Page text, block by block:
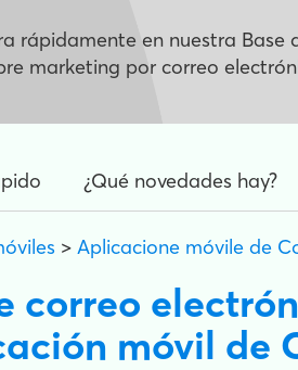
rápidamente en nuestra
marketing por correo
¿Qué novedades hay?
> Aplicacione móvile de
correo
móvil de